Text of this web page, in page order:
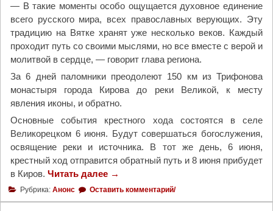
н
о
-
п
а
р
и
о
т
и
ч
е
с
к
и
— В такие моменты особо ощущается духовное единение
всего русского мира, всех православных верующих. Эту
традицию на Вятке хранят уже несколько веков. Каждый
проходит путь со своими мыслями, но все вместе с верой и
молитвой в сердце, — говорит глава региона.
За 6 дней паломники преодолеют 150 км из Трифонова
монастыря города Кирова до реки Великой, к месту
явления иконы, и обратно.
Основные события крестного хода состоятся в селе
Великорецком 6 июня. Будут совершаться богослужения,
освящение реки и источника. В тот же день, 6 июня,
крестный ход отправится обратный путь и 8 июня прибудет
в Киров. Читать далее "
В
г
→
Рубрика: Анонс Оставить комментарий/